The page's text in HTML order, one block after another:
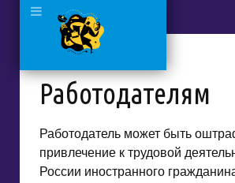
Работодателям
Работодатель может быть
привлечение к трудовой
России иностранного